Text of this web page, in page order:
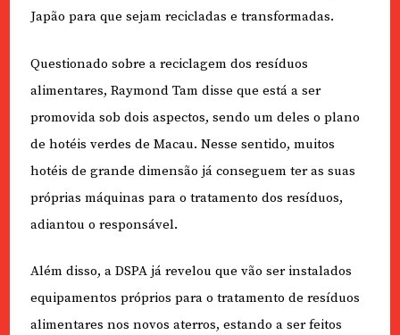
Japão para que sejam recicladas e transformadas.
Questionado sobre a reciclagem dos resíduos
alimentares, Raymond Tam disse que está a ser
promovida sob dois aspectos, sendo um deles o plano
de hotéis verdes de Macau. Nesse sentido, muitos
hotéis de grande dimensão já conseguem ter as suas
próprias máquinas para o tratamento dos resíduos,
adiantou o responsável.
Além disso, a DSPA já revelou que vão ser instalados
equipamentos próprios para o tratamento de resíduos
alimentares nos novos aterros, estando a ser feitos